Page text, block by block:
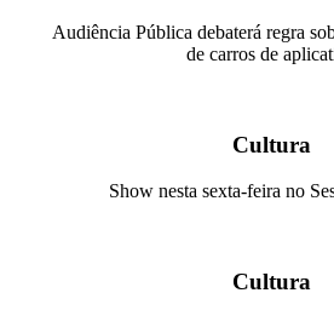
Audiência Pública debaterá regra
de carros de
Cultura
Show nesta sexta-feira no
Cultura